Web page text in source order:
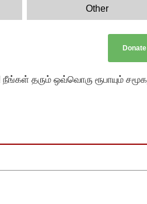
Other
Donate
தரும் ஒவ்வொரு ரூபாயும்